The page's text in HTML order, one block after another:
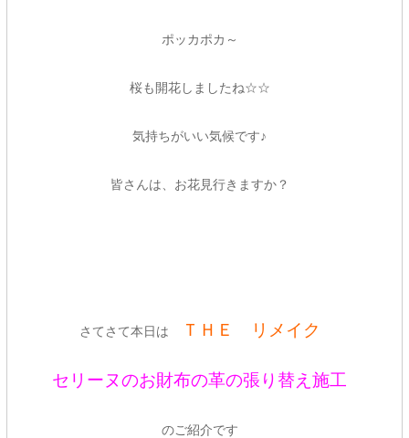
ポッカポカ～
桜も開花しましたね☆☆
気持ちがいい気候です♪
皆さんは、お花見行きますか？
さてさて本日は ＴＨＥ リメイク
セリーヌのお財布の革の張り替え施工
のご紹介です